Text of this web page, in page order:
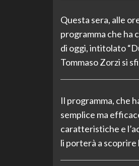
Questa sera, alle
programma che ha
di oggi, intitolato
Tommaso Zorzi si
Il programma, che
semplice ma
caratteristiche e
li porterà a